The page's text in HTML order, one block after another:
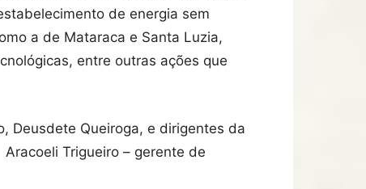
de energia sem
a de Mataraca e Santa Luzia,
entre outras ações que
Deusdete Queiroga, e dirigentes da
Trigueiro – gerente de